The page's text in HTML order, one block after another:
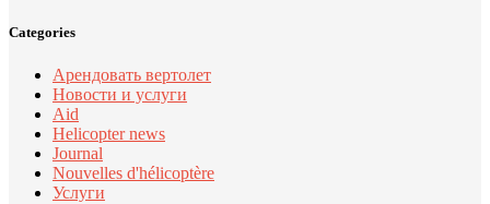
Categories
Арендовать вертолет
Новости и услуги
Aid
Helicopter news
Journal
Nouvelles d'hélicoptère
Услуги